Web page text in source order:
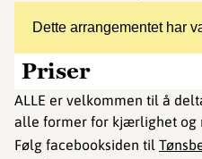
Dette arrangementet har
Priser
ALLE er velkommen til å
alle former for kjærlighet og
Følg facebooksiden til